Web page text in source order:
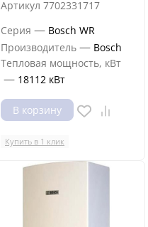
Артикул 7702331717
Серия — Bosch WR
Производитель — Bosch
Тепловая мощность, кВт
— 18112 кВт
В корзину
Купить в 1 клик